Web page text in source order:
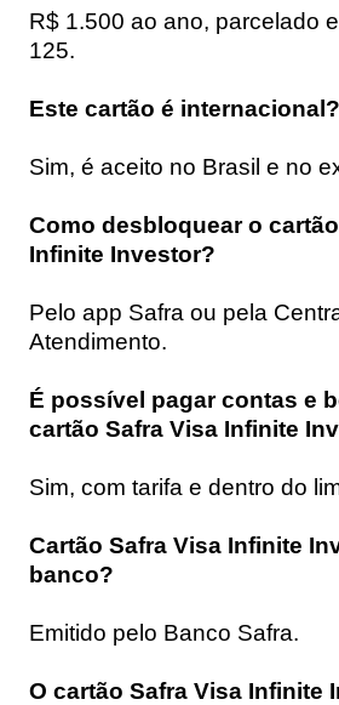
R$ 1.500 ao ano, parcelado
125.
Este cartão é internacional?
Sim, é aceito no Brasil e no
Como desbloquear o
Infinite Investor?
Pelo app Safra ou pela
Atendimento.
É possível pagar contas e
cartão Safra Visa Infinite
Sim, com tarifa e dentro do
Cartão Safra Visa Infinite
banco?
Emitido pelo Banco Safra.
O cartão Safra Visa Infinite